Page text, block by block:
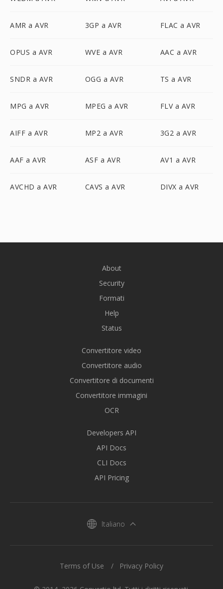
AMR a AVR 3GP a AVR FLAC a AVR
OPUS a AVR WVE a AVR AAC a AVR
SNDR a AVR OGG a AVR TS a AVR
MPG a AVR MPEG a AVR FLV a AVR
AIFF a AVR MP2 a AVR 3G2 a AVR
AAF a AVR ASF a AVR AV1 a AVR
AVCHD a AVR CAVS a AVR DIVX a AVR
About
Security
Formati
Help
Status
Convertitore video
Convertitore audio
Convertitore di documenti
Convertitore immagini
OCR
Developers API
API Docs
CLI Docs
API Pricing
Italiano
Terms of Use Privacy Policy